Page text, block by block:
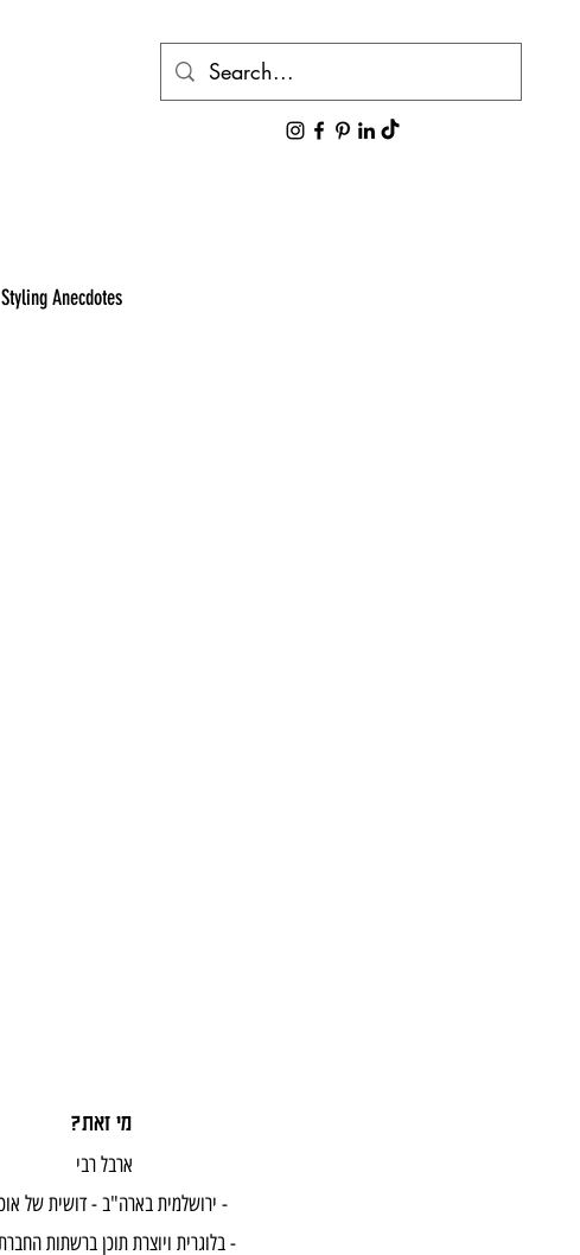
Styling Anecdotes
?מי זאת
ארבל רבי
- ירושלמית בארה"ב - דושית של אוכל -
- בלוגרית ויוצרת תוכן ברשתות החברתיות -